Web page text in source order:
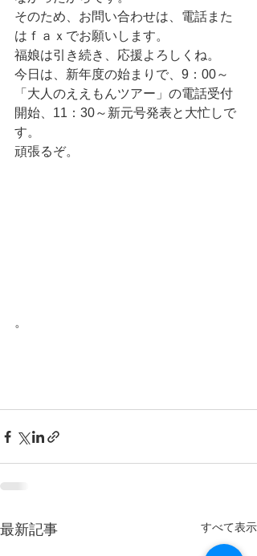
そのため、お問い合わせは、電話また
はｆａｘでお願いします。
福娘は引き続き、応援よろしくね。
今日は、新年度の始まりで、9：00～
「大人のええもんツアー」の電話受付
開始、11：30～新元号発表と大忙しで
す。
頑張るぞ。
。
最新記事 すべて表示